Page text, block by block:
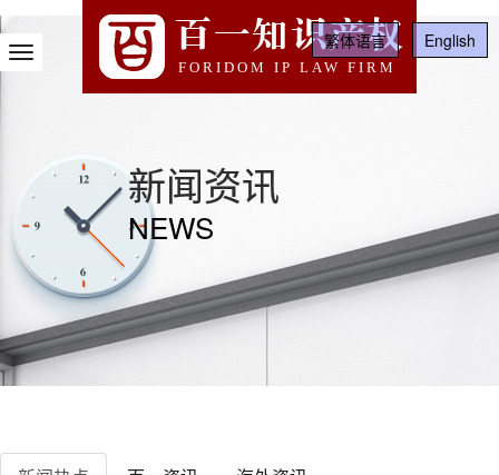
百一知识产权
FORIDOM IP LAW FIRM
English
繁体语言
Toggle
Navigation
新闻资讯
NEWS